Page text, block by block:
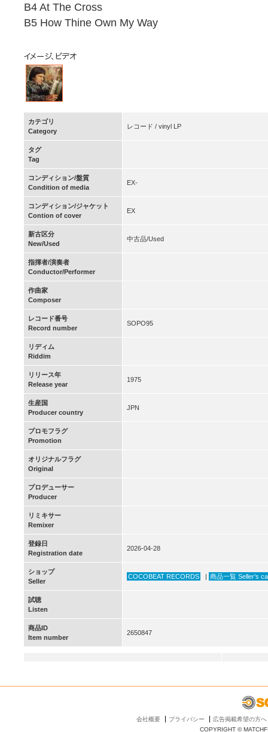
B4 At The Cross
B5 How Thine Own My Way
カテゴリ
Category
レコード / vinyl LP
タグ
Tag
コンディション/盤質
Condition of media
EX-
コンディション/ジャケット
Contion of cover
EX
新古区分
New/Used
中古品/Used
指揮者/演奏者
Conductor/Performer
作曲家
Composer
レコード番号
Record number
SOPO95
リディム
Riddim
リリース年
Release year
1975
生産国
Producer country
JPN
プロモフラグ
Promotion
オリジナルフラグ
Original
プロデューサー
Producer
リミキサー
Remixer
登録日
Registration date
2026-04-28
ショップ
Seller
COCOBEAT RECORDS | 商品一覧 Seller’s
試聴
Listen
商品ID
Item number
2650847
会社概要 プライバシー
広告掲載希望の方へ
COPYRIGHT ©